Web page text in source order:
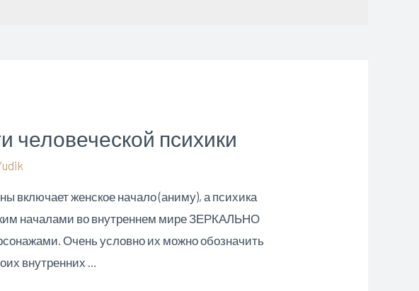
человеческой психики
включает женское начало (аниму), а психика
началами во внутреннем мире ЗЕРКАЛЬНО
Очень условно их можно обозначить
внутренних …